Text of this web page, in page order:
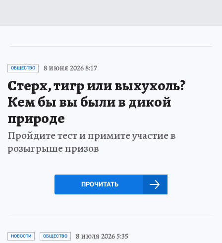
ОБЩЕСТВО 8 июня 2026 8:17
Стерх, тигр или выхухоль?
Кем бы вы были в дикой
природе
Пройдите тест и примите участие в
розыгрыше призов
ПРОЧИТАТЬ
НОВОСТИ ОБЩЕСТВО 8 июля 2026 5:35